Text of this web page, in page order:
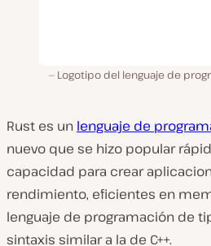
Logotipo del lenguaje de
Rust es un lenguaje de
nuevo que se hizo popular
capacidad para crear
rendimiento, eficientes en
lenguaje de programación de
sintaxis similar a la de C++.